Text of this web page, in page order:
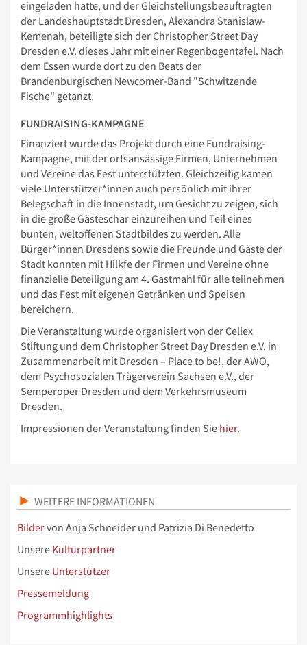
eingeladen hatte, und der Gleichstellungsbeauftragten
der Landeshauptstadt Dresden, Alexandra Stanislaw-
Kemenah, beteiligte sich der Christopher Street Day
Dresden e.V. dieses Jahr mit einer Regenbogentafel. Nach
dem Essen wurde dort zu den Beats der
Brandenburgischen Newcomer-Band "Schwitzende
Fische" getanzt.
FUNDRAISING-KAMPAGNE
Finanziert wurde das Projekt durch eine Fundraising-
Kampagne, mit der ortsansässige Firmen, Unternehmen
und Vereine das Fest unterstützten. Gleichzeitig kamen
viele Unterstützer*innen auch persönlich mit ihrer
Belegschaft in die Innenstadt, um Gesicht zu zeigen, sich
in die große Gästeschar einzureihen und Teil eines
bunten, weltoffenen Stadtbildes zu werden. Alle
Bürger*innen Dresdens sowie die Freunde und Gäste der
Stadt konnten mit Hilkfe der Firmen und Vereine ohne
finanzielle Beteiligung am 4. Gastmahl für alle teilnehmen
und das Fest mit eigenen Getränken und Speisen
bereichern.
Die Veranstaltung wurde organisiert von der Cellex
Stiftung und dem Christopher Street Day Dresden e.V. in
Zusammenarbeit mit Dresden – Place to be!, der AWO,
dem Psychosozialen Trägerverein Sachsen e.V., der
Semperoper Dresden und dem Verkehrsmuseum
Dresden.
Impressionen der Veranstaltung finden Sie hier.
WEITERE INFORMATIONEN
Bildervon Anja Schneider und Patrizia Di Benedetto
Unsere Kulturpartner
Unsere Unterstützer
Pressemeldung
Programmhighlights